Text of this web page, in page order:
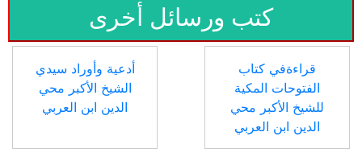
كتب ورسائل أخرى
قراءةفي كتاب
الفتوحات المكية
للشيخ الأكبر محي
الدين ابن العربي
أدعية وأوراد سيدي
الشيخ الأكبر محي
الدين ابن العربي